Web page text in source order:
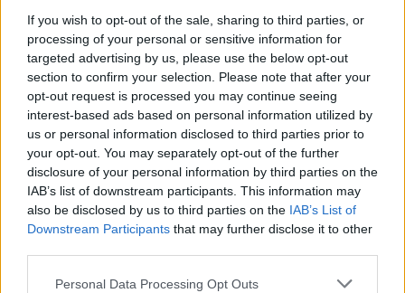
If you wish to opt-out of the sale, sharing to third parties, or
processing of your personal or sensitive information for
targeted advertising by us, please use the below opt-out
section to confirm your selection. Please note that after your
opt-out request is processed you may continue seeing
interest-based ads based on personal information utilized by
us or personal information disclosed to third parties prior to
your opt-out. You may separately opt-out of the further
disclosure of your personal information by third parties on the
IAB’s list of downstream participants. This information may
also be disclosed by us to third parties on the IAB’s List of
Downstream Participants that may further disclose it to other
Personal Data Processing Opt Outs
Shoppi Shoppi
Silkesapan
Skönhet
Sovrum
Sovrummet
Sponsrad produkt
Sponsrat plagg
Stora hallen
Tävlingar
Trädgården
Uncategorized
Vardagsrummet
Vardagsrummet